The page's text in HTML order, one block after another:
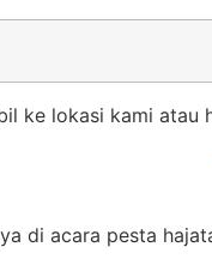
ke lokasi kami atau
di acara pesta